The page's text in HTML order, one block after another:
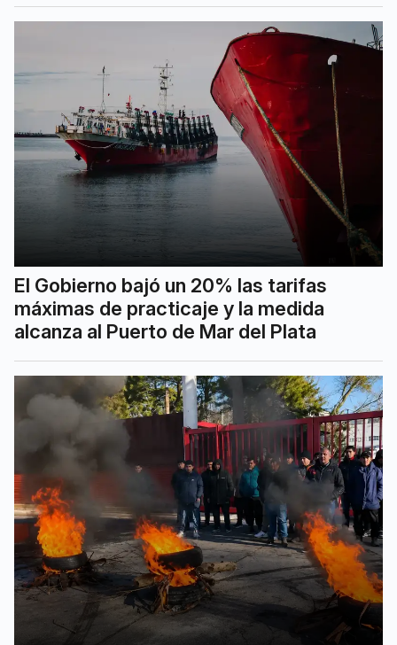
El Gobierno bajó un 20% las tarifas
máximas de practicaje y la medida
alcanza al Puerto de Mar del Plata